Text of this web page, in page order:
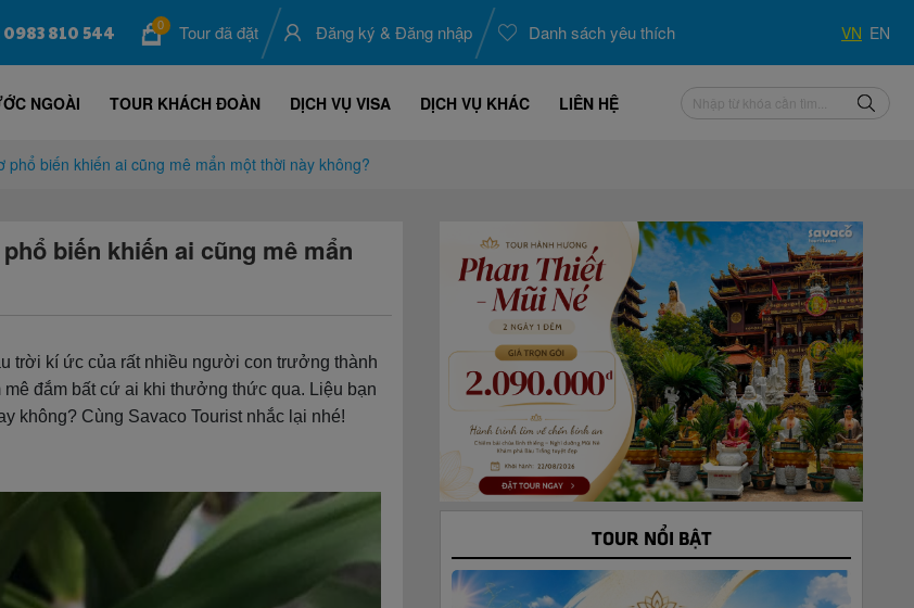
810 544 0 Tour đã đặt Đăng ký &Đăng nhập Danh sách yêu thích VN EN
NGOÀI TOUR KHÁCH ĐOÀN DỊCH VỤ VISA DỊCH VỤ KHÁC LIÊN HỆ
biến khiến ai cũng mê mẩn một thời này không?
biến khiến ai cũng mê mẩn
trời kí ức của rất nhiều người con trưởng thành
đắm bất cứ ai khi thưởng thức qua. Liệu bạn
không? Cùng Savaco Tourist nhắc lại nhé!
TOUR NỔI BẬT